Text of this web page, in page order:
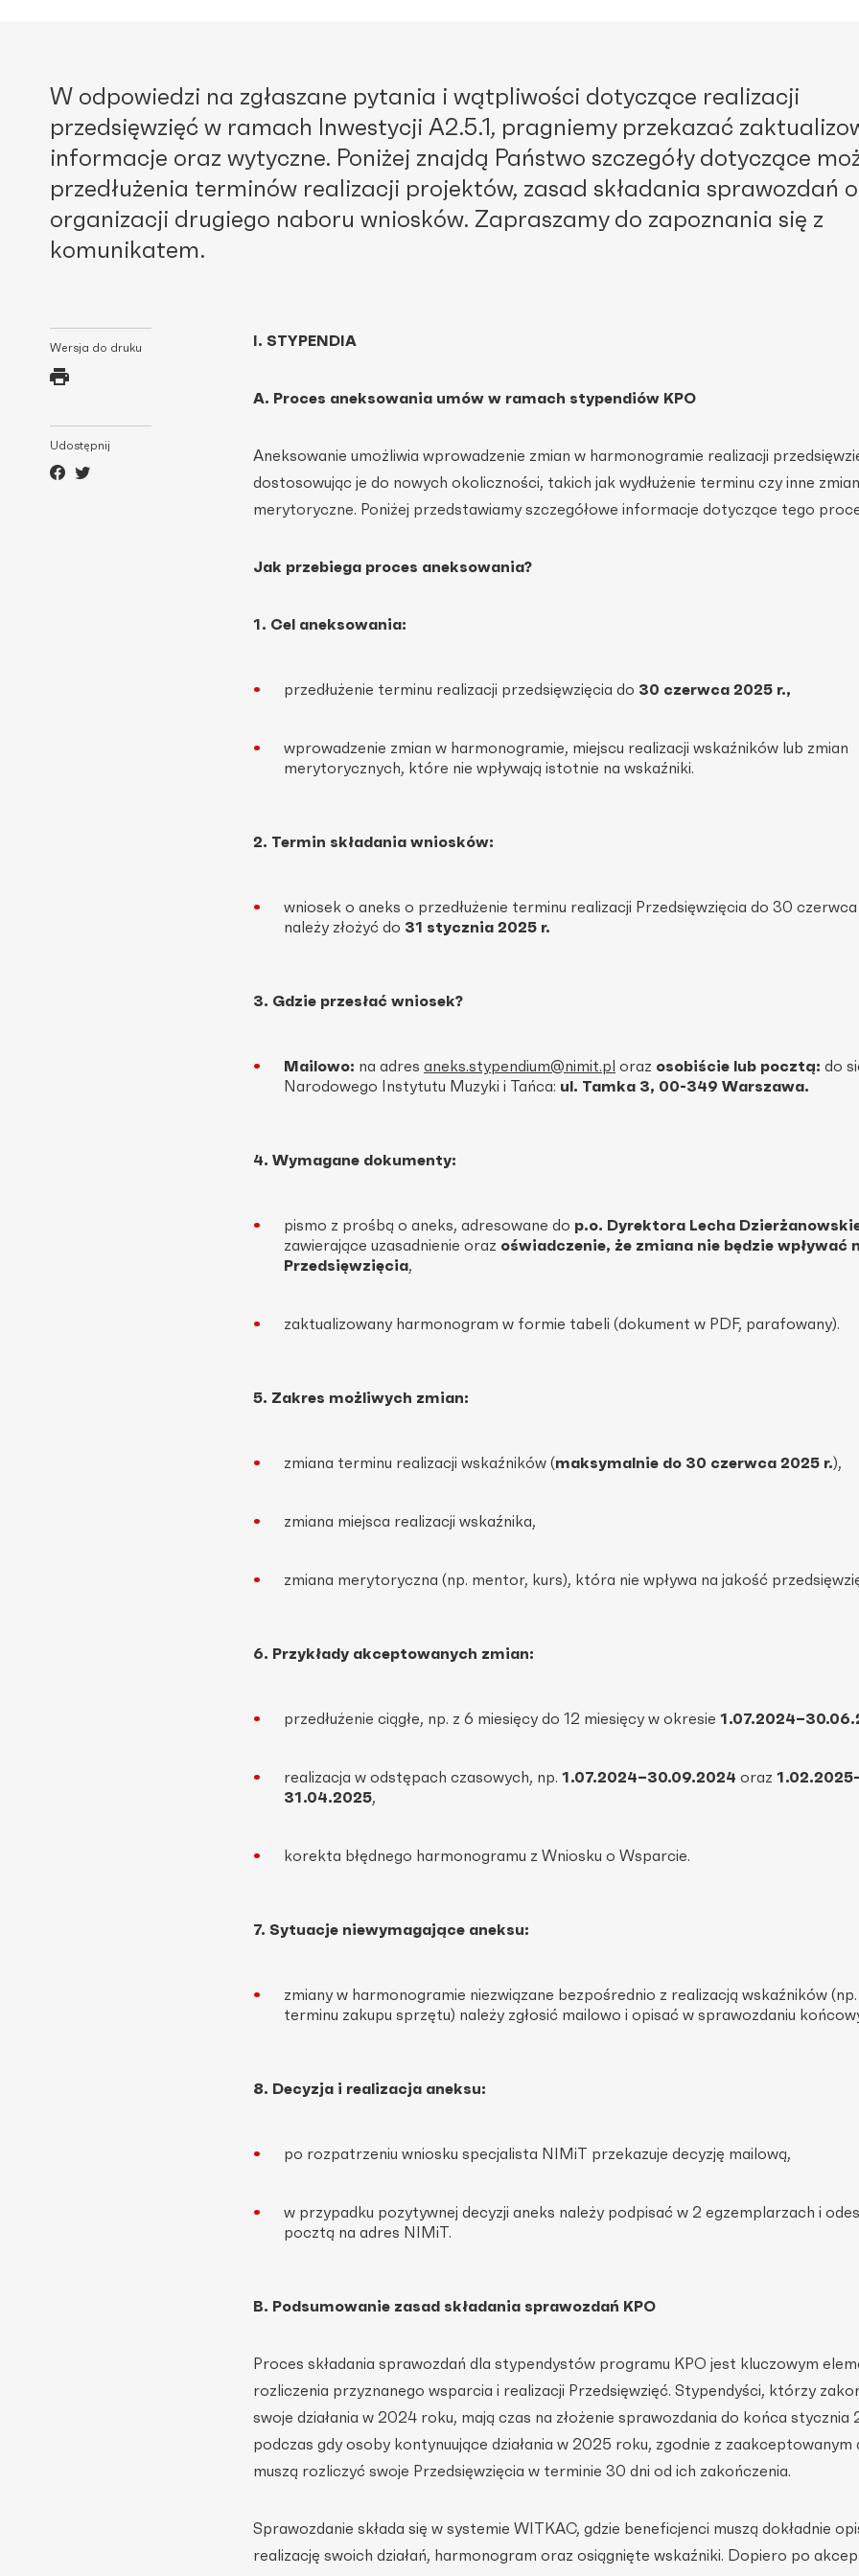
W odpowiedzi na zgłaszane pytania i wątpliwości dotyczące realizacji
przedsięwzięć w ramach Inwestycji A2.5.1, pragniemy przekazać
informacje oraz wytyczne. Poniżej znajdą Państwo szczegóły dotyczące
przedłużenia terminów realizacji projektów, zasad składania sprawozdań
organizacji drugiego naboru wniosków. Zapraszamy do zapoznania się z
komunikatem.
Wersja do druku
Udostępnij
I. STYPENDIA
A. Proces aneksowania umów w ramach stypendiów KPO
Aneksowanie umożliwia wprowadzenie zmian w harmonogramie realizacji
dostosowując je do nowych okoliczności, takich jak wydłużenie terminu czy inne
merytoryczne. Poniżej przedstawiamy szczegółowe informacje dotyczące tego
Jak przebiega proces aneksowania?
1. Cel aneksowania:
przedłużenie terminu realizacji przedsięwzięcia do 30 czerwca 2025 r.,
wprowadzenie zmian w harmonogramie, miejscu realizacji wskaźników lub zmian
merytorycznych, które nie wpływają istotnie na wskaźniki.
2. Termin składania wniosków:
wniosek o aneks o przedłużenie terminu realizacji Przedsięwzięcia do 30
należy złożyć do 31 stycznia 2025 r.
3. Gdzie przesłać wniosek?
Mailowo: na adres aneks.stypendium@nimit.pl oraz osobiście lub pocztą: do
Narodowego Instytutu Muzyki i Tańca: ul. Tamka 3, 00-349 Warszawa.
4. Wymagane dokumenty:
pismo z prośbą o aneks, adresowane do p.o. Dyrektora Lecha
zawierające uzasadnienie oraz oświadczenie, że zmiana nie będzie wpływać
Przedsięwzięcia,
zaktualizowany harmonogram w formie tabeli (dokument w PDF, parafowany).
5. Zakres możliwych zmian:
zmiana terminu realizacji wskaźników (maksymalnie do 30 czerwca 2025 r.),
zmiana miejsca realizacji wskaźnika,
zmiana merytoryczna (np. mentor, kurs), która nie wpływa na jakość
6. Przykłady akceptowanych zmian:
przedłużenie ciągłe, np. z 6 miesięcy do 12 miesięcy w okresie
realizacja w odstępach czasowych, np. 1.07.2024–30.09.2024 oraz
31.04.2025,
korekta błędnego harmonogramu z Wniosku o Wsparcie.
7. Sytuacje niewymagające aneksu:
zmiany w harmonogramie niezwiązane bezpośrednio z realizacją wskaźników
terminu zakupu sprzętu) należy zgłosić mailowo i opisać w sprawozdaniu
8. Decyzja i realizacja aneksu:
po rozpatrzeniu wniosku specjalista NIMiT przekazuje decyzję mailową,
w przypadku pozytywnej decyzji aneks należy podpisać w 2 egzemplarzach i
pocztą na adres NIMiT.
B. Podsumowanie zasad składania sprawozdań KPO
Proces składania sprawozdań dla stypendystów programu KPO jest kluczowym
rozliczenia przyznanego wsparcia i realizacji Przedsięwzięć. Stypendyści, którzy
swoje działania w 2024 roku, mają czas na złożenie sprawozdania do końca stycznia
podczas gdy osoby kontynuujące działania w 2025 roku, zgodnie z zaakceptowanym
muszą rozliczyć swoje Przedsięwzięcia w terminie 30 dni od ich zakończenia.
Sprawozdanie składa się w systemie WITKAC, gdzie beneficjenci muszą dokładnie
realizację swoich działań, harmonogram oraz osiągnięte wskaźniki. Dopiero po